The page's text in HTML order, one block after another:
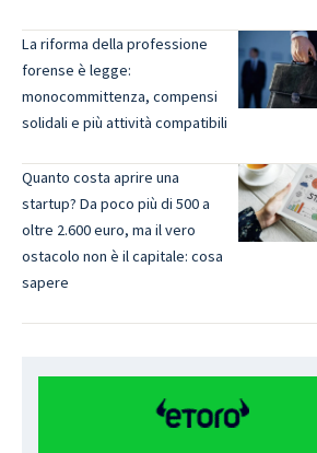
La riforma della professione
forense è legge:
monocommittenza, compensi
solidali e più attività compatibili
Quanto costa aprire una
startup? Da poco più di 500 a
oltre 2.600 euro, ma il vero
ostacolo non è il capitale: cosa
sapere